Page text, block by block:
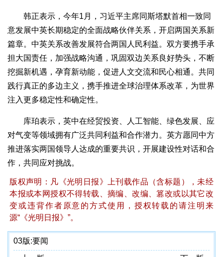
韩正表示，今年1月，习近平主席同斯塔默首相一致同
意发展中英长期稳定的全面战略伙伴关系，开启两国关系新
篇章。中英关系改善发展符合两国人民利益。双方要携手承
担大国责任，加强战略沟通，巩固双边关系良好势头，不断
挖掘新机遇，孕育新动能，促进人文交流和民心相通。共同
践行真正的多边主义，携手推进全球治理体系改革，为世界
注入更多稳定性和确定性。
库珀表示，英中在经贸投资、人工智能、绿色发展、应
对气变等领域拥有广泛共同利益和合作潜力。英方愿同中方
推进落实两国领导人达成的重要共识，开展建设性对话和合
作，共同应对挑战。
版权声明：凡《光明日报》上刊载作品（含标题），未经
本报或本网授权不得转载、摘编、改编、篡改或以其它改
变或违背作者原意的方式使用，授权转载的请注明来
源“《光明日报》”。
03版:要闻